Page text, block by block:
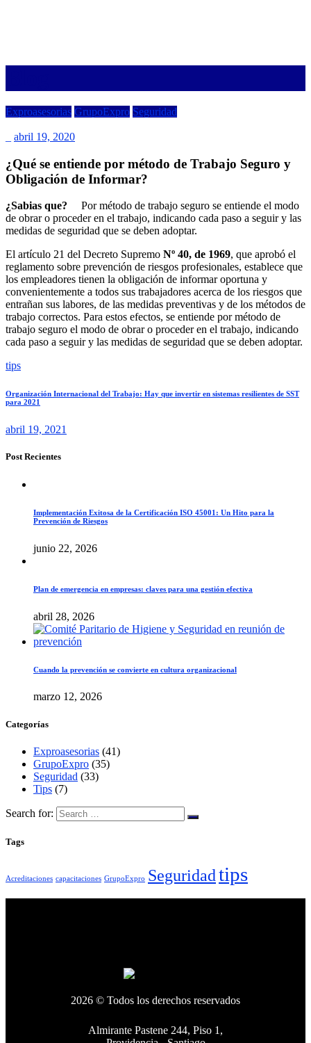
Exproasesorias GrupoExpro Seguridad
abril 19, 2020
¿Qué se entiende por método de Trabajo Seguro y
Obligación de Informar?
¿Sabias que?
Por método de trabajo seguro se entiende el modo
de obrar o proceder en el trabajo, indicando cada paso a seguir y las
medidas de seguridad que se deben adoptar.
El artículo 21 del Decreto Supremo Nº 40, de 1969, que aprobó el
reglamento sobre prevención de riesgos profesionales, establece que
los empleadores tienen la obligación de informar oportuna y
convenientemente a todos sus trabajadores acerca de los riesgos que
entrañan sus labores, de las medidas preventivas y de los métodos de
trabajo correctos. Para estos efectos, se entiende por método de
trabajo seguro el modo de obrar o proceder en el trabajo, indicando
cada paso a seguir y las medidas de seguridad que se deben adoptar.
tips
Organización Internacional del Trabajo: Hay que invertir en sistemas resilientes de SST
para 2021
abril 19, 2021
Post Recientes
Implementación Exitosa de la Certificación ISO 45001: Un Hito para la
Prevención de Riesgos
junio 22, 2026
Plan de emergencia en empresas: claves para una gestión efectiva
abril 28, 2026
Cuando la prevención se convierte en cultura organizacional
marzo 12, 2026
Categorías
Exproasesorias (41)
GrupoExpro (35)
Seguridad (33)
Tips (7)
Search for:
Tags
Acreditaciones capacitaciones GrupoExpro Seguridadtips
2026 © Todos los derechos reservados
Almirante Pastene 244, Piso 1,